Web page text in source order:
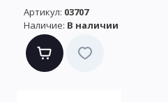
Артикул: 03707
Наличие: В наличии